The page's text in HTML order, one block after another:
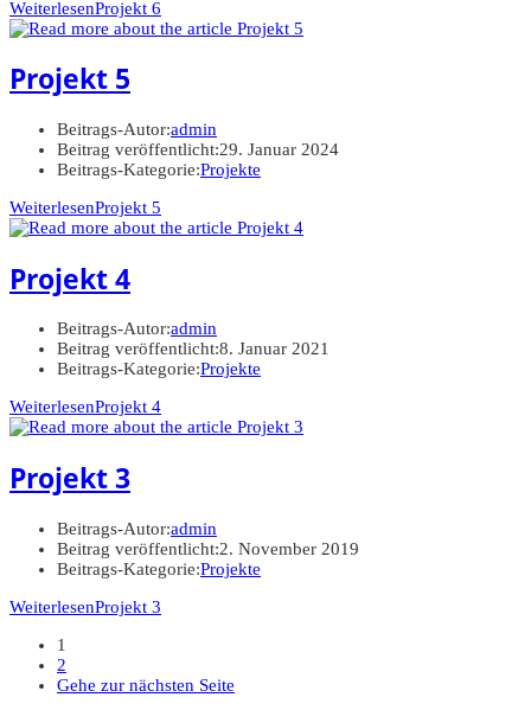
WeiterlesenProjekt 6
Projekt 5
Beitrags-Autor:admin
Beitrag veröffentlicht:29. Januar 2024
Beitrags-Kategorie:Projekte
WeiterlesenProjekt 5
Projekt 4
Beitrags-Autor:admin
Beitrag veröffentlicht:8. Januar 2021
Beitrags-Kategorie:Projekte
WeiterlesenProjekt 4
Projekt 3
Beitrags-Autor:admin
Beitrag veröffentlicht:2. November 2019
Beitrags-Kategorie:Projekte
WeiterlesenProjekt 3
1
2
Gehe zur nächsten Seite